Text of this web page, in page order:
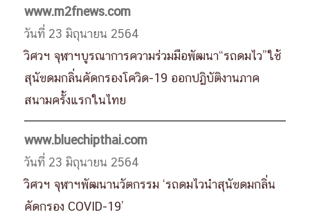
www.m2fnews.com
วันที่ 23 มิถุนายน 2564
วิศวฯ จุฬาฯบูรณาการความร่วมมือพัฒนา“รถดมไว”ใช้
สุนัขดมกลิ่นคัดกรองโควิด-19 ออกปฏิบัติงานภาค
สนามครั้งแรกในไทย
www.bluechipthai.com
วันที่ 23 มิถุนายน 2564
วิศวฯ จุฬาฯพัฒนานวัตกรรม ‘รถดมไวนำสุนัขดมกลิ่น
คัดกรอง COVID-19’